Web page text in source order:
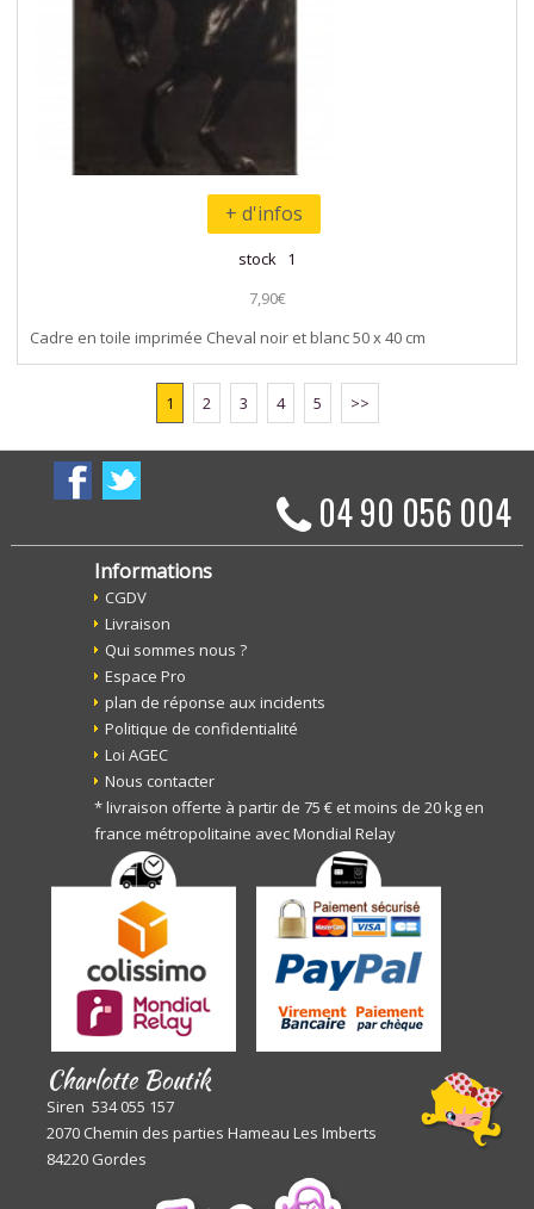
+ d'infos
stock 1
7,90€
Cadre en toile imprimée Cheval noir et blanc 50 x 40 cm
1 2 3 4 5 >>
04 90 056 004
Informations
CGDV
Livraison
Qui sommes nous ?
Espace Pro
plan de réponse aux incidents
Politique de confidentialité
Loi AGEC
Nous contacter
* livraison offerte à partir de 75 € et moins de 20 kg en
france métropolitaine avec Mondial Relay
Charlotte Boutik
Siren 534 055 157
2070 Chemin des parties Hameau Les Imberts
84220 Gordes